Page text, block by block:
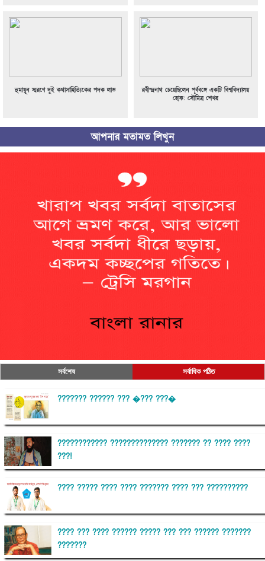
হুমায়ূন স্মরণে দুই কথাসাহিত্যিকের পদক লাভ
রবীন্দ্রনাথ চেয়েছিলেন পূর্ববঙ্গে একটি বিশ্ববিদ্যালয়
হোক: সৌমিত্র শেখর
আপনার মতামত লিখুন
সর্বশেষ সর্বাধিক পঠিত
??????? ?????? ??? �??? ???�
???????????? ?????????????? ??????? ?? ???? ????
???!
???? ????? ???? ???? ??????? ???? ??? ??????????
???? ??? ???? ?????? ????? ??? ??? ?????? ???????
???????